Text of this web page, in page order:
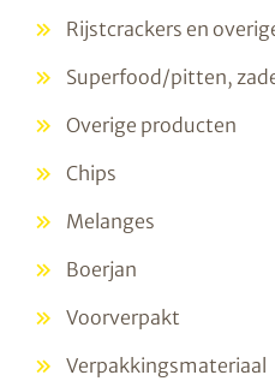
Rijstcrackers en
Superfood/pitten,
Overige producten
Chips
Melanges
Boerjan
Voorverpakt
Verpakkingsmateriaal